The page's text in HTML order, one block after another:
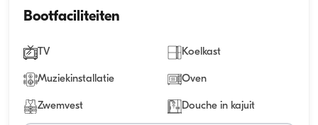
Bootfaciliteiten
TV Koelkast
Muziekinstallatie Oven
Zwemvest Douche in kajuit